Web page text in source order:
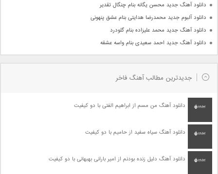
دانلود آهنگ جدید محسن یگانه بنام چنگال تقدیر
دانلود آلبوم جدید محمدرضا هدایتی بنام عشق پنهونی
دانلود آهنگ جدید محمد علیزاده بنام گلودرد
دانلود آهنگ جدید احمد سعیدی بنام واسه عشقه
جدیدترین مطالب آهنگ فاخر
دانلود آهنگ من مسم از ابراهیم الفتی با دو کیفیت
دانلود آهنگ سیاه سفید از حامیم با دو کیفیت
دانلود آهنگ دلیل زنده بودنم از امیر بارانی بهبهانی با دو کیفیت